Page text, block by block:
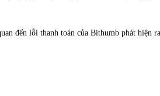
đến lỗi thanh toán của Bithumb phát hiện